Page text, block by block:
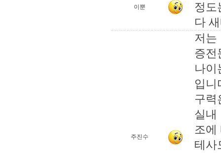
이뿐
정도
다
주진수
저는
증전
나이
입니
구
실내
조에
테사